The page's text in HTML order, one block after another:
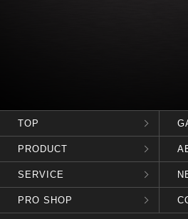
TOP
PRODUCT
SERVICE
PRO SHOP